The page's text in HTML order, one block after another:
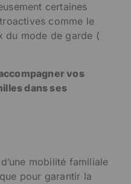
certaines
comme le
du mode de garde (
vos
dans ses
mobilité familiale
pour garantir la